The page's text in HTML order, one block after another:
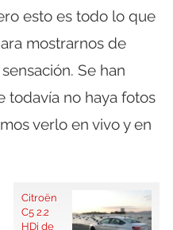
esto es todo lo que
mostrarnos de
Se han
todavía no haya fotos
verlo en vivo y en
Citroën
C5 2.2
HDi de